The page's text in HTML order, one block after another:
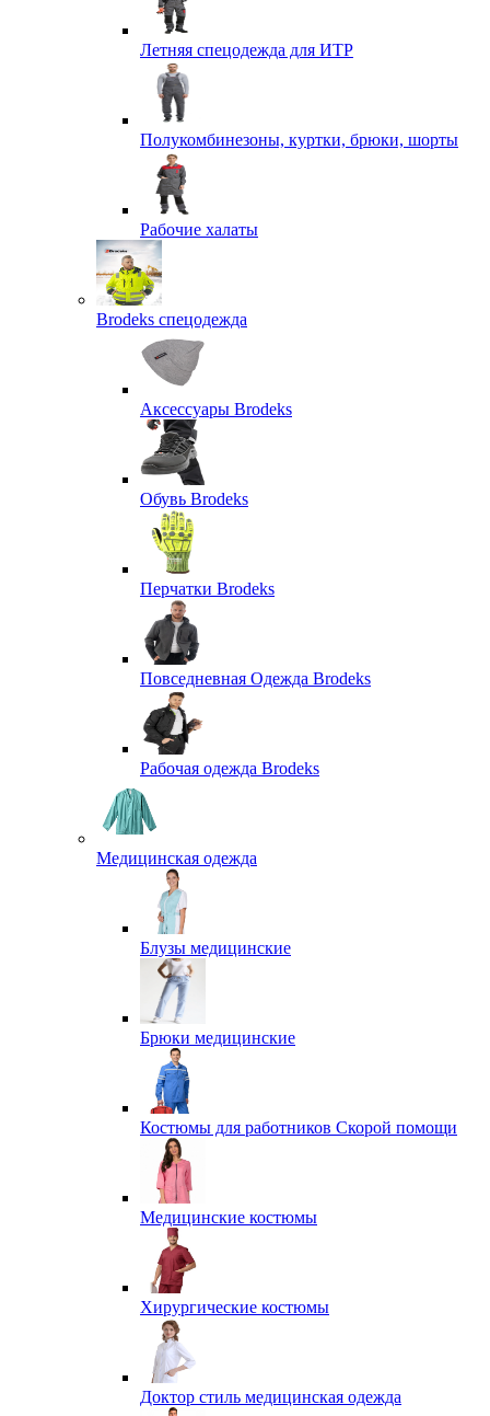
Летняя спецодежда для ИТР
Полукомбинезоны, куртки, брюки, шорты
Рабочие халаты
Brodeks спецодежда
Аксессуары Brodeks
Обувь Brodeks
Перчатки Brodeks
Повседневная Одежда Brodeks
Рабочая одежда Brodeks
Медицинская одежда
Блузы медицинские
Брюки медицинские
Костюмы для работников Скорой помощи
Медицинские костюмы
Хирургические костюмы
Доктор стиль медицинская одежда